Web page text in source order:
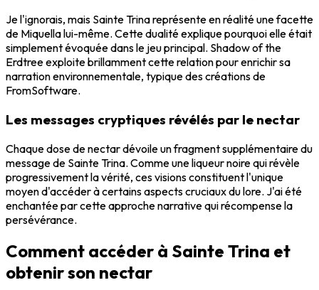
Je l'ignorais, mais Sainte Trina représente en réalité une facette
de Miquella lui-même. Cette dualité explique pourquoi elle était
simplement évoquée dans le jeu principal. Shadow of the
Erdtree exploite brillamment cette relation pour enrichir sa
narration environnementale, typique des créations de
FromSoftware.
Les messages cryptiques révélés par le nectar
Chaque dose de nectar dévoile un fragment supplémentaire du
message de Sainte Trina. Comme une liqueur noire qui révèle
progressivement la vérité, ces visions constituent l'unique
moyen d'accéder à certains aspects cruciaux du lore. J'ai été
enchantée par cette approche narrative qui récompense la
persévérance.
Comment accéder à Sainte Trina et
obtenir son nectar